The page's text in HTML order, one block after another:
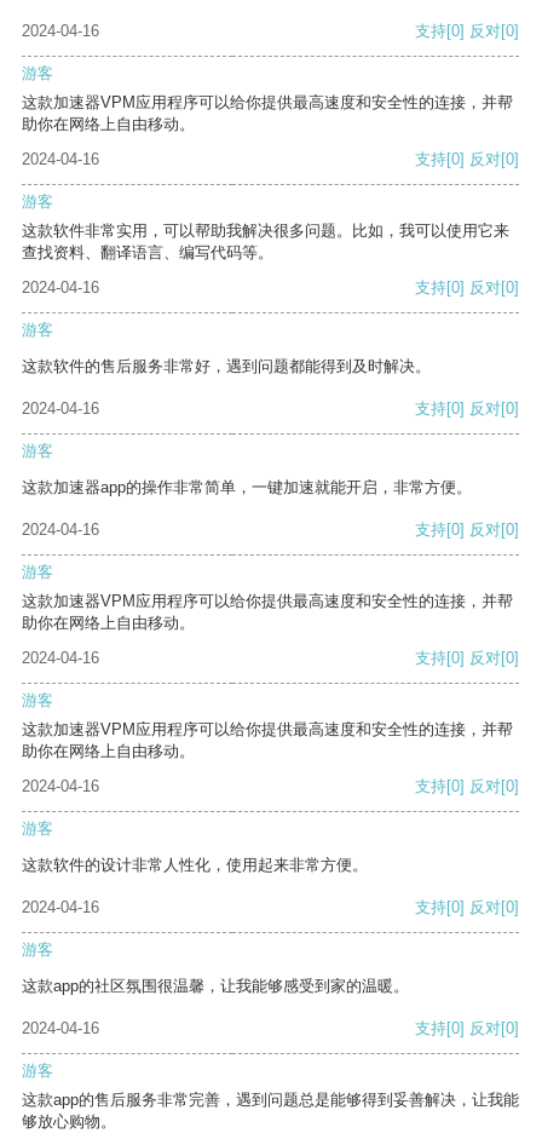
2024-04-16 支持[0] 反对[0]
游客
这款加速器VPM应用程序可以给你提供最高速度和安全性的连接，并帮
助你在网络上自由移动。
2024-04-16
支持[0] 反对[0]
游客
这款软件非常实用，可以帮助我解决很多问题。比如，我可以使用它来
查找资料、翻译语言、编写代码等。
2024-04-16
支持[0] 反对[0]
游客
这款软件的售后服务非常好，遇到问题都能得到及时解决。
2024-04-16 支持[0] 反对[0]
游客
这款加速器app的操作非常简单，一键加速就能开启，非常方便。
2024-04-16 支持[0] 反对[0]
游客
这款加速器VPM应用程序可以给你提供最高速度和安全性的连接，并帮
助你在网络上自由移动。
2024-04-16
支持[0] 反对[0]
游客
这款加速器VPM应用程序可以给你提供最高速度和安全性的连接，并帮
助你在网络上自由移动。
2024-04-16
支持[0] 反对[0]
游客
这款软件的设计非常人性化，使用起来非常方便。
2024-04-16 支持[0] 反对[0]
游客
这款app的社区氛围很温馨，让我能够感受到家的温暖。
2024-04-16 支持[0] 反对[0]
游客
这款app的售后服务非常完善，遇到问题总是能够得到妥善解决，让我能
够放心购物。